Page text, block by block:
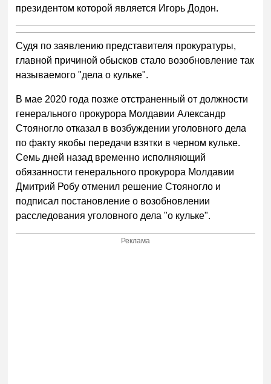
президентом которой является Игорь Додон.
Судя по заявлению представителя прокуратуры,
главной причиной обысков стало возобновление так
называемого "дела о кульке".
В мае 2020 года позже отстраненный от должности
генерального прокурора Молдавии Александр
Стояногло отказал в возбуждении уголовного дела
по факту якобы передачи взятки в черном кульке.
Семь дней назад временно исполняющий
обязанности генерального прокурора Молдавии
Дмитрий Робу отменил решение Стояногло и
подписал постановление о возобновлении
расследования уголовного дела "о кульке".
Реклама